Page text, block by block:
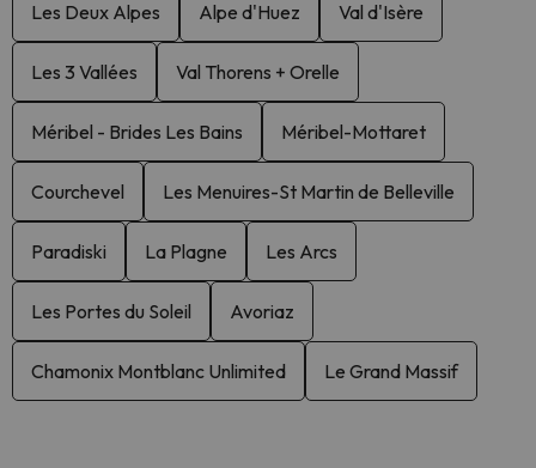
Les Deux Alpes Alpe d'Huez Val d'Isère
Les 3 Vallées Val Thorens + Orelle
Méribel - Brides Les Bains Méribel-Mottaret
Courchevel Les Menuires-St Martin de Belleville
Paradiski La Plagne Les Arcs
Les Portes du Soleil Avoriaz
Chamonix Montblanc Unlimited Le Grand Massif